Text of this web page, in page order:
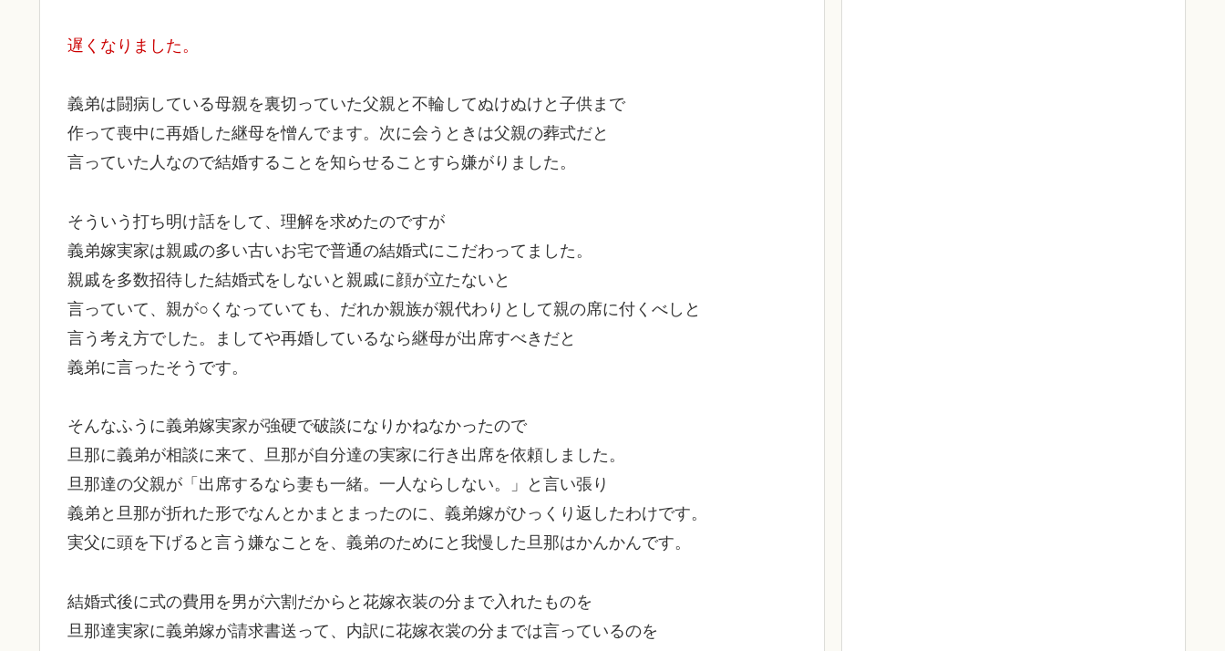
遅くなりました。
義弟は闘病している母親を裏切っていた父親と不輪してぬけぬけと子供まで
作って喪中に再婚した継母を憎んでます。次に会うときは父親の葬式だと
言っていた人なので結婚することを知らせることすら嫌がりました。
そういう打ち明け話をして、理解を求めたのですが
義弟嫁実家は親戚の多い古いお宅で普通の結婚式にこだわってました。
親戚を多数招待した結婚式をしないと親戚に顔が立たないと
言っていて、親が○くなっていても、だれか親族が親代わりとして親の席に付くべしと
言う考え方でした。ましてや再婚しているなら継母が出席すべきだと
義弟に言ったそうです。
そんなふうに義弟嫁実家が強硬で破談になりかねなかったので
旦那に義弟が相談に来て、旦那が自分達の実家に行き出席を依頼しました。
旦那達の父親が「出席するなら妻も一緒。一人ならしない。」と言い張り
義弟と旦那が折れた形でなんとかまとまったのに、義弟嫁がひっくり返したわけです。
実父に頭を下げると言う嫌なことを、義弟のためにと我慢した旦那はかんかんです。
結婚式後に式の費用を男が六割だからと花嫁衣装の分まで入れたものを
旦那達実家に義弟嫁が請求書送って、内訳に花嫁衣裳の分までは言っているのを